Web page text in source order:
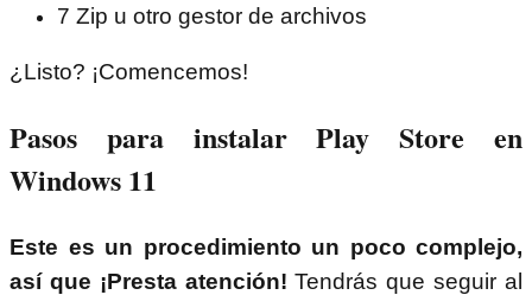
7 Zip u otro gestor de archivos
¿Listo? ¡Comencemos!
Pasos para instalar Play Store en
Windows 11
Este es un procedimiento un poco complejo,
así que ¡Presta atención!Tendrás que seguir al